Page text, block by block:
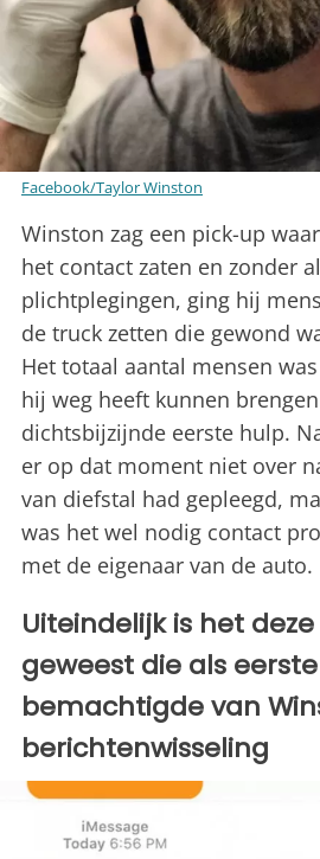
Facebook/Taylor Winston
Winston zag een pick-up
het contact zaten en zonder
plichtplegingen, ging hij
de truck zetten die gewond
Het totaal aantal mensen
hij weg heeft kunnen
dichtsbijzijnde eerste hulp.
er op dat moment niet over
van diefstal had gepleegd,
was het wel nodig contact
met de eigenaar van de auto.
Uiteindelijk is het
geweest die als
bemachtigde van
berichtenwisseling